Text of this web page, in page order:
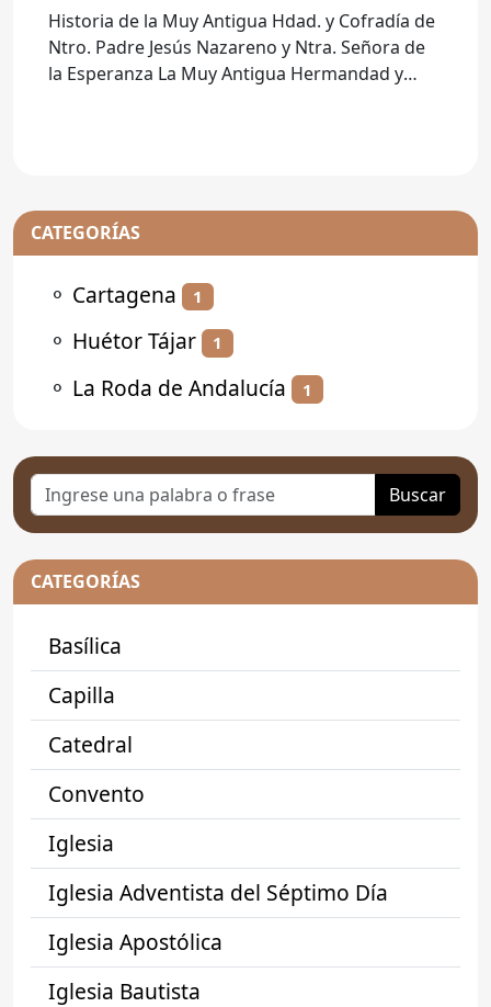
Nazareno y Ntra. Señora de la
Esperanza - La Roda De
Andalucía
Historia de la Muy Antigua Hdad. y Cofradía de
Ntro. Padre Jesús Nazareno y Ntra. Señora de
la Esperanza La Muy Antigua Hermandad y
CATEGORÍAS
⚬ Cartagena 1
⚬ Huétor Tájar 1
⚬ La Roda de Andalucía 1
Buscar
CATEGORÍAS
Basílica
Capilla
Catedral
Convento
Iglesia
Iglesia Adventista del Séptimo Día
Iglesia Apostólica
Iglesia Bautista